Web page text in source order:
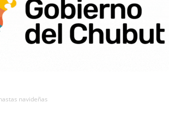
navideñas